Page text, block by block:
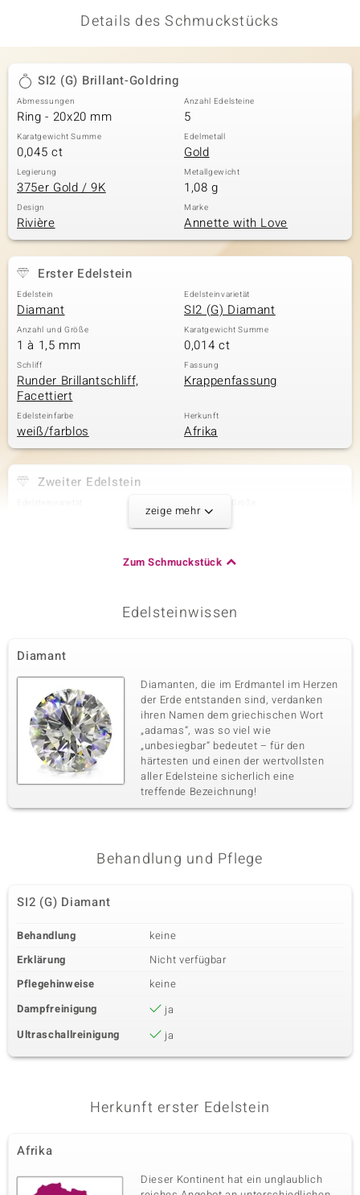
Classics
Details des Schmuckstücks
SI2 (G) Brillant-Goldring
Abmessungen
Ring - 20x20 mm
Anzahl Edelsteine
5
Karatgewicht Summe
0,045 ct
Edelmetall
Gold
Legierung
375er Gold / 9K
Metallgewicht
1,08 g
Design
Rivière
Marke
Annette with Love
Erster Edelstein
Edelstein
Diamant
Edelsteinvarietät
SI2 (G) Diamant
Anzahl und Größe
1 à 1,5 mm
Karatgewicht Summe
0,014 ct
Schliff
Runder Brillantschliff,
Facettiert
Fassung
Krappenfassung
Edelsteinfarbe
weiß/farblos
Herkunft
Afrika
Zweiter Edelstein
2 à 1,3 mm
Runder Brillantschliff
Edelsteinvarietät
SI2 (G) Diamant 2 à 1 mm
Karatgewicht Summe
0,011 ct
Schliff
Runder Brillantschliff
Fassung
Krappenfassung
Herkunft
Afrika
zeige mehr
Zum Schmuckstück
Edelsteinwissen
Diamant
Diamanten, die im Erdmantel im Herzen
der Erde entstanden sind, verdanken
ihren Namen dem griechischen Wort
„adamas“, was so viel wie
„unbesiegbar“ bedeutet – für den
härtesten und einen der wertvollsten
aller Edelsteine sicherlich eine
treffende Bezeichnung!
Behandlung und Pflege
SI2 (G) Diamant
Behandlung
keine
Erklärung
Nicht verfügbar
Pflegehinweise
keine
Dampfreinigung
ja
Ultraschallreinigung
ja
Herkunft erster Edelstein
Afrika
Dieser Kontinent hat ein unglaublich